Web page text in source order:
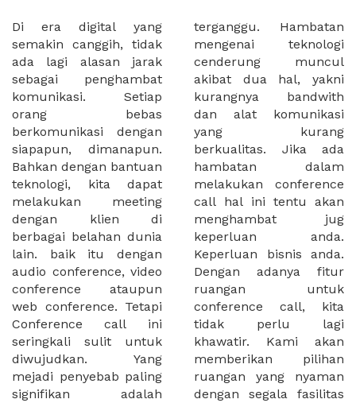
Di era digital yang
semakin canggih, tidak
ada lagi alasan jarak
sebagai penghambat
komunikasi. Setiap
orang bebas
berkomunikasi dengan
siapapun, dimanapun.
Bahkan dengan bantuan
teknologi, kita dapat
melakukan meeting
dengan klien di
berbagai belahan dunia
lain. baik itu dengan
audio conference, video
conference ataupun
web conference. Tetapi
Conference call ini
seringkali sulit untuk
diwujudkan. Yang
mejadi penyebab paling
signifikan adalah
terganggu. Hambatan
mengenai teknologi
cenderung muncul
akibat dua hal, yakni
kurangnya bandwith
dan alat komunikasi
yang kurang
berkualitas. Jika ada
hambatan dalam
melakukan conference
call hal ini tentu akan
menghambat jug
keperluan anda.
Keperluan bisnis anda.
Dengan adanya fitur
ruangan untuk
conference call, kita
tidak perlu lagi
khawatir. Kami akan
memberikan pilihan
ruangan yang nyaman
dengan segala fasilitas